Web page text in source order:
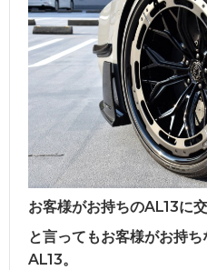
お客様がお持ちのAL13に
と言ってもお客様がお持
AL13。